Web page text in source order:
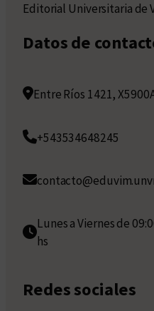
Editorial Universitaria de
Datos de
Entre Ríos 1421,
+543534648245
Lunes a Viernes de
hs
Redes sociales